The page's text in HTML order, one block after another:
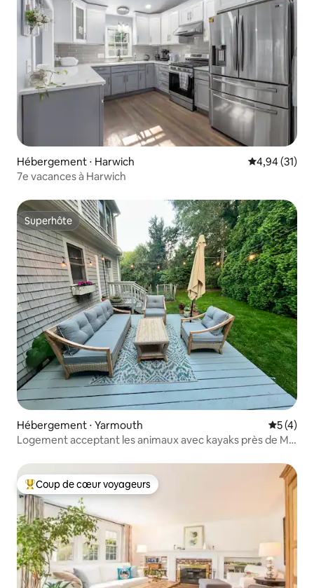
Hébergement ⋅ Harwich Évaluation
4,94 (31)
7e vacances à Harwich
Superhôte
Superhôte
Hébergement ⋅ Yarmouth
5 (4)
Logement acceptant les animaux avec kayaks près de Mill
Coups de cœur voyageurs les plus appréciés
Coup de cœur voyageurs